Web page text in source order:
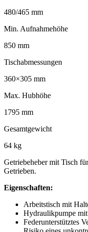
480/465 mm
Min. Aufnahmehöhe
850 mm
Tischabmessungen
360×305 mm
Max. Hubhöhe
1795 mm
Gesamtgewicht
64 kg
Getriebeheber mit Tisch
Getrieben.
Eigenschaften:
Arbeitstisch mit
Hydraulikpumpe
Federunterstütztes